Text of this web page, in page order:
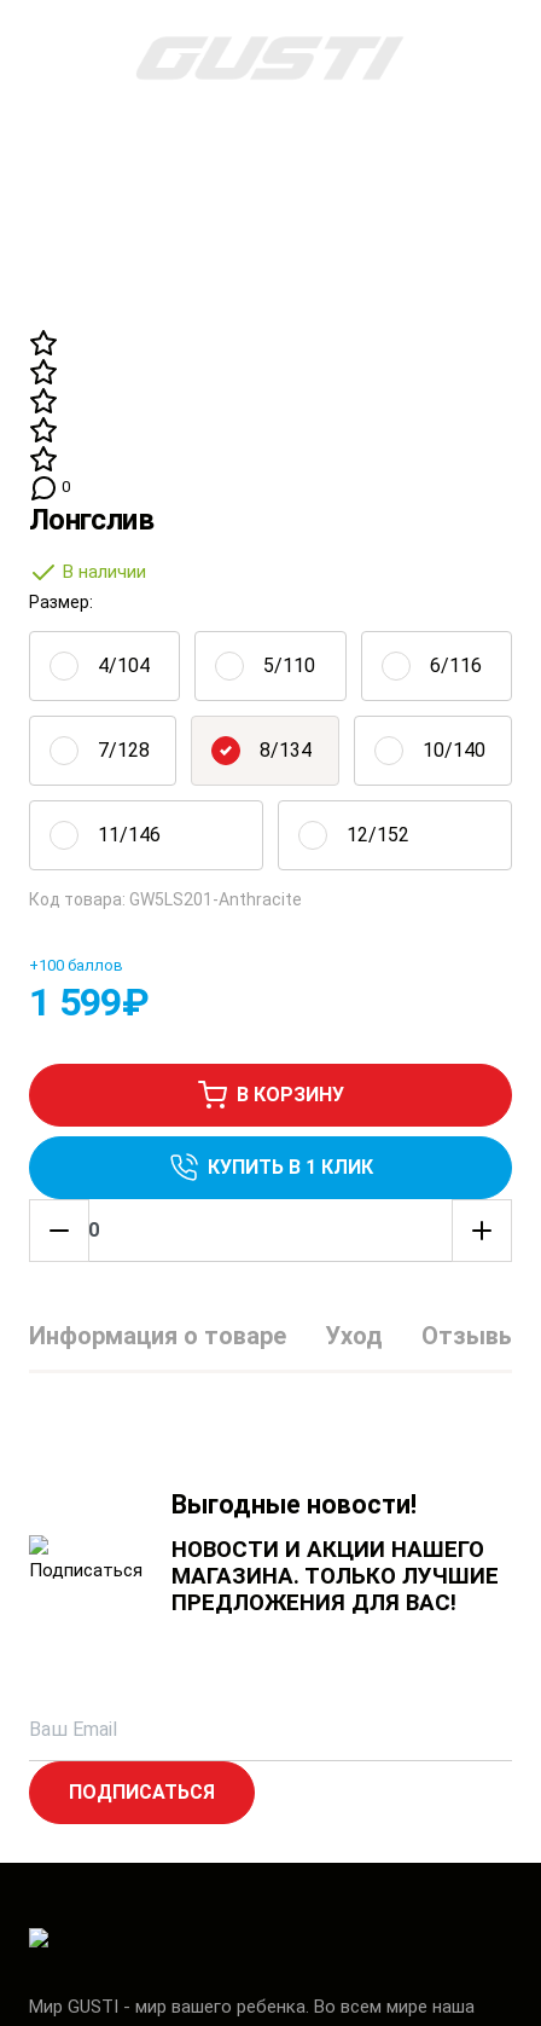
0
Лонгслив
В наличии
Размер:
4/104 5/110 6/116
7/128 8/134 10/140
11/146 12/152
Код товара: GW5LS201-Anthracite
+100 баллов
1 599₽
В КОРЗИНУ
КУПИТЬ В 1 КЛИК
Информация о товаре Уход Отзывы
Выгодные новости!
НОВОСТИ И АКЦИИ НАШЕГО
МАГАЗИНА. ТОЛЬКО ЛУЧШИЕ
ПРЕДЛОЖЕНИЯ ДЛЯ ВАС!
ПОДПИСАТЬСЯ
Мир GUSTI - мир вашего ребенка. Во всем мире наша